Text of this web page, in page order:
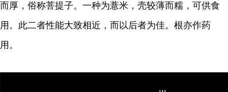
而厚，俗称菩提子。一种为薏米，壳较薄而糯，可供食
用。此二者性能大致相近，而以后者为佳。根亦作药
用。